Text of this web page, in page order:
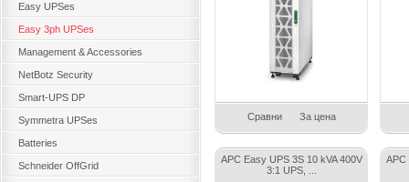
Easy UPSes
Easy 3ph UPSes
Management & Accessories
NetBotz Security
Smart-UPS DP
Symmetra UPSes
Batteries
Schneider OffGrid
Сравни За цена
APC Easy UPS 3S 10 kVA 400V
3:1 UPS, ...
APC